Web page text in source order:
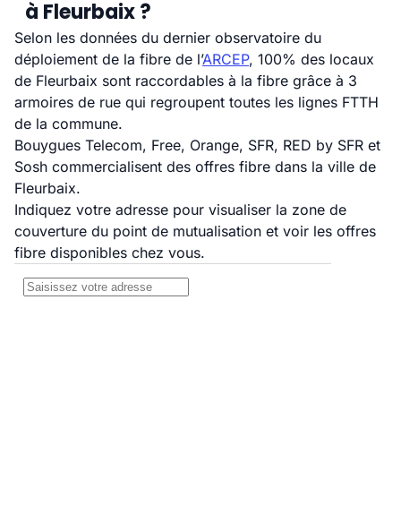
à Fleurbaix ?
Selon les données du dernier observatoire du
déploiement de la fibre de l’ARCEP, 100% des locaux
de Fleurbaix sont raccordables à la fibre grâce à 3
armoires de rue qui regroupent toutes les lignes FTTH
de la commune.
Bouygues Telecom, Free, Orange, SFR, RED by SFR et
Sosh commercialisent des offres fibre dans la ville de
Fleurbaix.
Indiquez votre adresse pour visualiser la zone de
couverture du point de mutualisation et voir les offres
fibre disponibles chez vous.